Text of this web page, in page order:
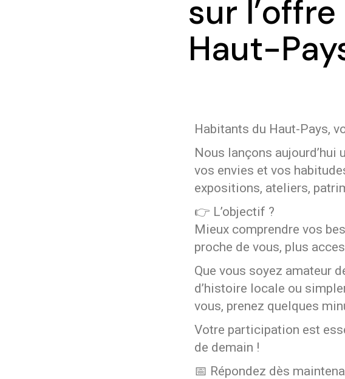
sur
Haut-
Habitants du Haut-Pays,
Nous lançons aujourd’hui
vos envies et vos
expositions, ateliers,
👉 L’objectif ?
Mieux comprendre vos
proche de vous, plus
Que vous soyez amateur
d’histoire locale ou
vous, prenez quelques
Votre participation est
de demain !
📅 Répondez dès